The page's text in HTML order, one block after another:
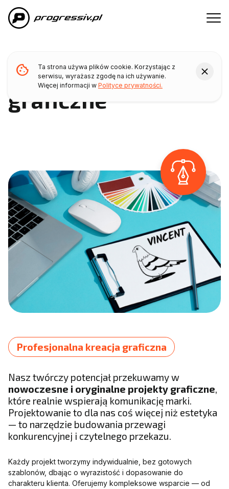
cookie
Ta strona używa plików cookie. Korzystając z
serwisu, wyrażasz zgodę na ich używanie.
Więcej informacji w Polityce prywatności.
close
Usługi
Projektowanie
graficzne
Profesjonalna kreacja graficzna
Nasz twórczy potencjał przekuwamy w
nowoczesne i oryginalne projekty graficzne,
które realnie wspierają komunikację marki.
Projektowanie to dla nas coś więcej niż estetyka
— to narzędzie budowania przewagi
konkurencyjnej i czytelnego przekazu.
Każdy projekt tworzymy indywidualnie, bez gotowych
szablonów, dbając o wyrazistość i dopasowanie do
charakteru klienta. Oferujemy kompleksowe wsparcie — od